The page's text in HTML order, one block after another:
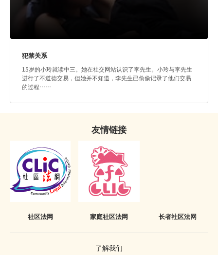
犯禁关系
15岁的小玲就读中三。她在社交网站认识了李先生。小玲与李先生
进行了不道德交易，但她并不知道，李先生已偷偷记录了他们交易
的过程……
友情链接
社区法网 家庭社区法网 长者社区法网
了解我们